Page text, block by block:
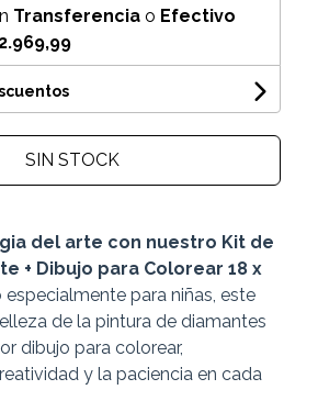
Transferenciao Efectivo
SIN STOCK
del arte con nuestro Kit de
+ Dibujo para Colorear 18 x
especialmente para niñas, este
de la pintura de diamantes
dibujo para colorear,
y la paciencia en cada